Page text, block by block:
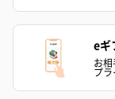
eギ
お
プラ